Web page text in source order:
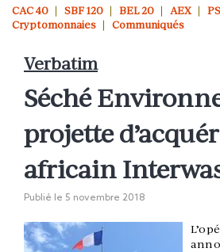
CAC 40 SBF 120 BEL 20 AEX
Cryptomonnaies
Communiqués
Verbatim
Séché
projette
africain
Publié le 5 novembre 2018